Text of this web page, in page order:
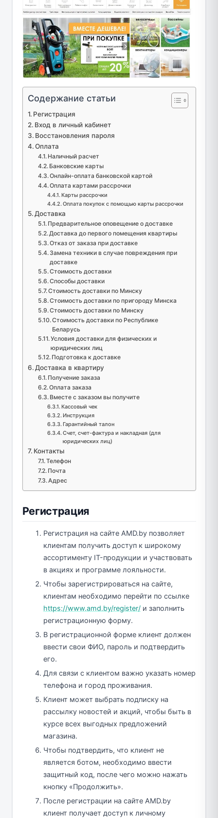
Содержание статьи
Регистрация
Вход в личный кабинет
Восстановления пароля
Оплата
Наличный расчет
Банковские карты
Онлайн-оплата банковской картой
Оплата картами рассрочки
Карты рассрочки
Оплата покупок с помощью карты рассрочки
Доставка
Предварительное оповещение о доставке
Доставка до первого помещения квартиры
Отказ от заказа при доставке
Замена техники в случае повреждения при
доставке
Стоимость доставки
Способы доставки
Стоимость доставки по Минску
Стоимость доставки по пригороду Минска
Стоимость доставки по Минску
Стоимость доставки по Республике
Беларусь
Условия доставки для физических и
юридических лиц
Подготовка к доставке
Доставка в квартиру
Получение заказа
Оплата заказа
Вместе с заказом вы получите
Кассовый чек
Инструкция
Гарантийный талон
Счет, счет-фактура и накладная (для
юридических лиц)
Контакты
Телефон
Почта
Адрес
Регистрация
Регистрация на сайте AMD.by позволяет
клиентам получить доступ к широкому
ассортименту IT-продукции и участвовать
в акциях и программе лояльности.
Чтобы зарегистрироваться на сайте,
клиентам необходимо перейти по ссылке
https://www.amd.by/register/ и заполнить
регистрационную форму.
В регистрационной форме клиент должен
ввести свои ФИО, пароль и подтвердить
его.
Для связи с клиентом важно указать номер
телефона и город проживания.
Клиент может выбрать подписку на
рассылку новостей и акций, чтобы быть в
курсе всех выгодных предложений
магазина.
Чтобы подтвердить, что клиент не
является ботом, необходимо ввести
защитный код, после чего можно нажать
кнопку «Продолжить».
После регистрации на сайте AMD.by
клиент получает доступ к личному